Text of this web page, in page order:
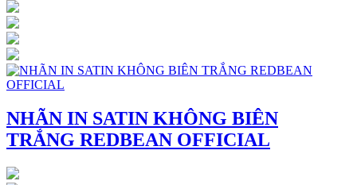
NHÃN IN SATIN KHÔNG BIÊN
TRẮNG REDBEAN OFFICIAL